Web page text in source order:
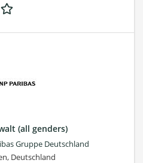
(all genders)
Gruppe Deutschland
Deutschland